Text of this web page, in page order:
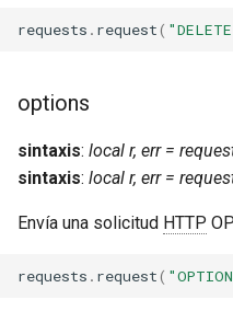
requests . request(
options
sintaxis: local r, err =
sintaxis: local r, err =
Envía una solicitud HTTP
requests . request(